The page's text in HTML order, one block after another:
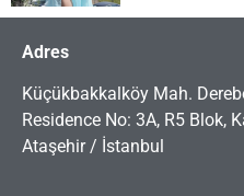
Adres
Küçükbakkalköy Mah.
Residence No: 3A, R5 Blok,
Ataşehir / İstanbul